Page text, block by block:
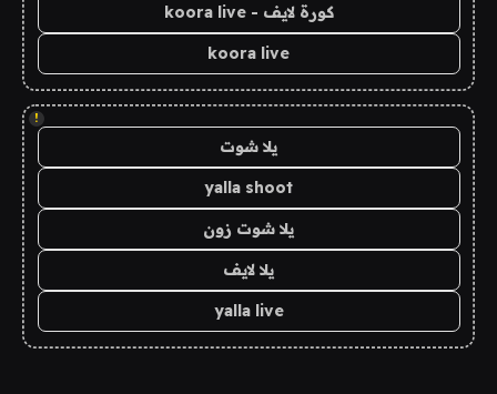
كورة لايف - koora live
koora live
!
يلا شوت
yalla shoot
يلا شوت زون
يلا لايف
yalla live